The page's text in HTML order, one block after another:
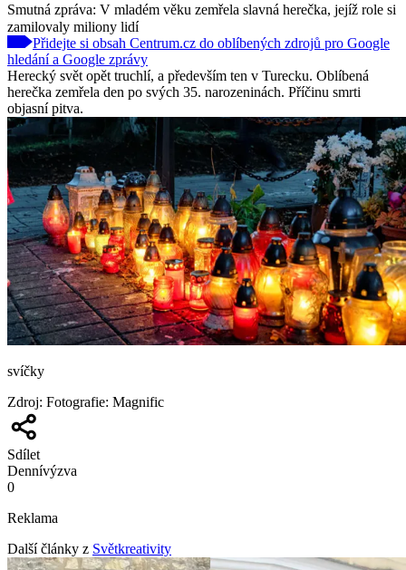
Smutná zpráva: V mladém věku zemřela slavná herečka, jejíž role si
zamilovaly miliony lidí
Přidejte si obsah Centrum.cz do oblíbených zdrojů pro Google
hledání a Google zprávy
Herecký svět opět truchlí, a především ten v Turecku. Oblíbená
herečka zemřela den po svých 35. narozeninách. Příčinu smrti
objasní pitva.
svíčky
Zdroj: Fotografie: Magnific
Sdílet
Dennívýzva
0
Reklama
Další články z Světkreativity